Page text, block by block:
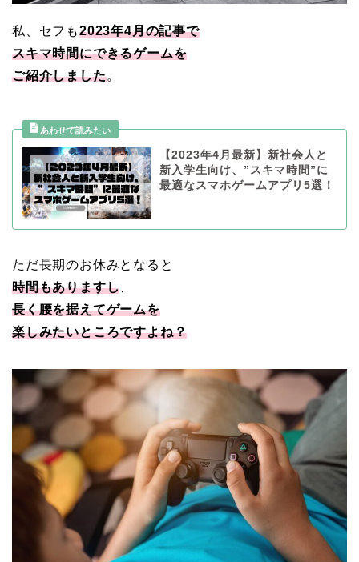
私、セフも2023年4月の記事で
スキマ時間にできるゲームを
ご紹介しました。
【2023年4月最新】新社会人と
新入学生向け、”スキマ時間”に
最適なスマホゲームアプリ5選！
ただ長期のお休みとなると
時間もありますし
長く腰を据えてゲームを
楽しみたいところですよね？